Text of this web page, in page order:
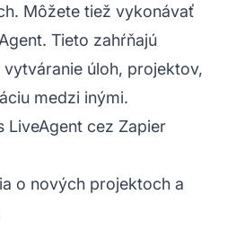
Môžete tiež vykonávať
Tieto zahŕňajú
úloh, projektov,
medzi inými.
LiveAgent cez Zapier
o nových projektoch a